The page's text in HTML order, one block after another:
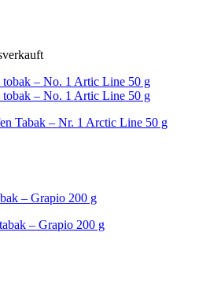
Tabak – Nr. 1 Arctic Line 50 g
– Grapio 200 g